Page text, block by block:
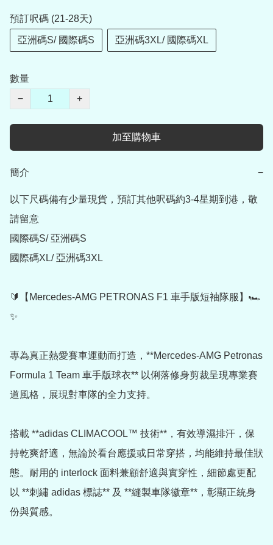
預訂呎碼 (21-28天)
亞洲碼S/ 國際碼S 亞洲碼3XL/ 國際碼XL
數量
−
+
加至購物車
簡介 −
以下尺碼備有少量現貨，預訂其他呎碼約3-4星期到港，敬
請留意
國際碼S/ 亞洲碼S
國際碼XL/ 亞洲碼3XL
🔰【Mercedes-AMG PETRONAS F1 車手版短袖隊服】🏎️
✨
專為真正熱愛賽車運動而打造，**Mercedes-AMG Petronas
Formula 1 Team 車手版球衣** 以俐落修身剪裁呈現專業賽
道風格，展現對車隊的全力支持。
搭載 **adidas CLIMACOOL™ 技術**，有效導濕排汗，保
持乾爽舒適，無論於看台應援或日常穿搭，均能維持最佳狀
態。耐用的 interlock 面料兼顧舒適與實穿性，細節處更配
以 **刺繡 adidas 標誌** 及 **縫製車隊徽章**，彰顯正統身
份與質感。